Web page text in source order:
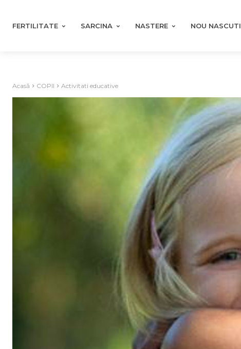
FERTILITATE SARCINA NASTERE NOU NASCUTI
Acasă COPII Activitati educative